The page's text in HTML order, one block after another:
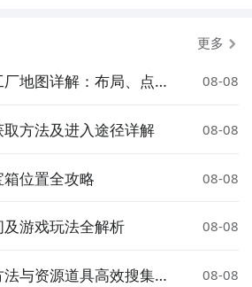
更多
厂地图详解：布局、点位
08-08
方法及进入途径详解 08-08
位置全攻略 08-08
游戏玩法全解析 08-08
与资源道具高效搜集攻
08-08